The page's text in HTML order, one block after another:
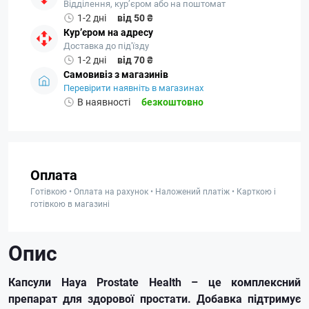
Відділення, кур’єром або на поштомат
1-2 дні
від 50 ₴
Кур’єром на адресу
Доставка до під'їзду
1-2 дні
від 70 ₴
Самовивіз з магазинів
Перевірити наявніть в магазинах
В наявності безкоштовно
Оплата
Готівкою • Оплата на рахунок • Наложений платіж • Карткою і
готівкою в магазині
Опис
Капсули Haya Prostate Health – це комплексний
препарат для здорової простати. Добавка підтримує